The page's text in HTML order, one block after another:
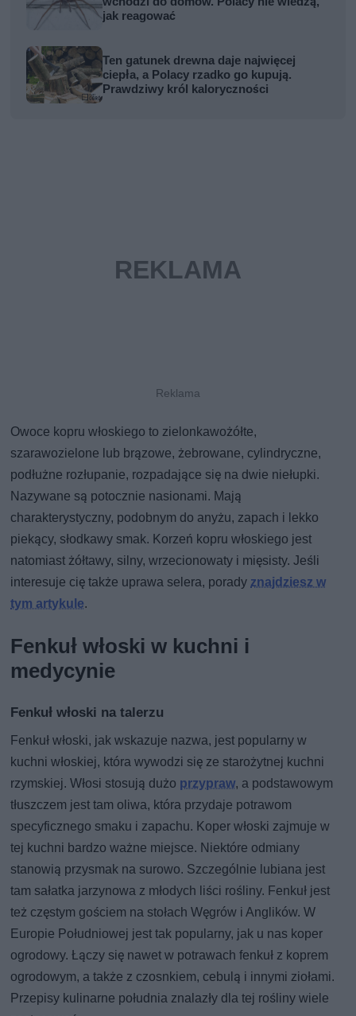
jak reagować
Ten gatunek drewna daje najwięcej
ciepła, a Polacy rzadko go kupują.
Prawdziwy król kaloryczności
Owoce kopru włoskiego to zielonkawożółte,
szarawozielone lub brązowe, żebrowane, cylindryczne,
podłużne rozłupanie, rozpadające się na dwie niełupki.
Nazywane są potocznie nasionami. Mają
charakterystyczny, podobnym do anyżu, zapach i lekko
piekący, słodkawy smak. Korzeń kopru włoskiego jest
natomiast żółtawy, silny, wrzecionowaty i mięsisty. Jeśli
interesuje cię także uprawa selera, porady znajdziesz w
tym artykule.
Fenkuł włoski w kuchni i
medycynie
Fenkuł włoski na talerzu
Fenkuł włoski, jak wskazuje nazwa, jest popularny w
kuchni włoskiej, która wywodzi się ze starożytnej kuchni
rzymskiej. Włosi stosują dużo przypraw, a podstawowym
tłuszczem jest tam oliwa, która przydaje potrawom
specyficznego smaku i zapachu. Koper włoski zajmuje w
tej kuchni bardzo ważne miejsce. Niektóre odmiany
stanowią przysmak na surowo. Szczególnie lubiana jest
tam sałatka jarzynowa z młodych liści rośliny. Fenkuł jest
też częstym gościem na stołach Węgrów i Anglików. W
Europie Południowej jest tak popularny, jak u nas koper
ogrodowy. Łączy się nawet w potrawach fenkuł z koprem
ogrodowym, a także z czosnkiem, cebulą i innymi ziołami.
Przepisy kulinarne południa znalazły dla tej rośliny wiele